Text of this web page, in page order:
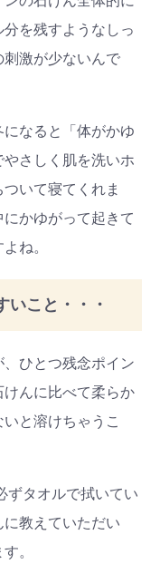
を残すようなしっ
刺激が少ないんで
なると「体がかゆ
さしく肌を洗いホ
いて寝てくれま
かゆがって起きて
ね。
いこと・・・
ひとつ残念ポイン
けんに比べて柔らか
と溶けちゃうこ
ずタオルで拭いてい
教えていただい
。